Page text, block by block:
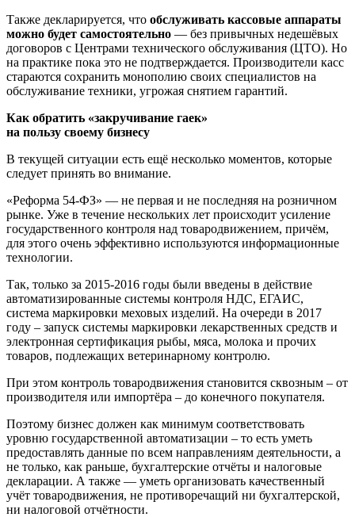
Также декларируется, что обслуживать кассовые аппараты
можно будет самостоятельно — без привычных недешёвых
договоров с Центрами технического обслуживания (ЦТО). Но
на практике пока это не подтверждается. Производители касс
стараются сохранить монополию своих специалистов на
обслуживание техники, угрожая снятием гарантий.
Как обратить «закручивание гаек»
на пользу своему бизнесу
В текущей ситуации есть ещё несколько моментов, которые
следует принять во внимание.
«Реформа 54-ФЗ» — не первая и не последняя на розничном
рынке. Уже в течение нескольких лет происходит усиление
государственного контроля над товародвижением, причём,
для этого очень эффективно используются информационные
технологии.
Так, только за 2015-2016 годы были введены в действие
автоматизированные системы контроля НДС, ЕГАИС,
система маркировки меховых изделий. На очереди в 2017
году – запуск системы маркировки лекарственных средств и
электронная сертификация рыбы, мяса, молока и прочих
товаров, подлежащих ветеринарному контролю.
При этом контроль товародвижения становится сквозным – от
производителя или импортёра – до конечного покупателя.
Поэтому бизнес должен как минимум соответствовать
уровню государственной автоматизации – то есть уметь
предоставлять данные по всем направлениям деятельности, а
не только, как раньше, бухгалтерские отчёты и налоговые
декларации. А также — уметь организовать качественный
учёт товародвижения, не противоречащий ни бухгалтерской,
ни налоговой отчётности.